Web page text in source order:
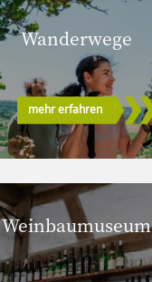
Wanderwege
mehr erfahren
Weinbaumuseum